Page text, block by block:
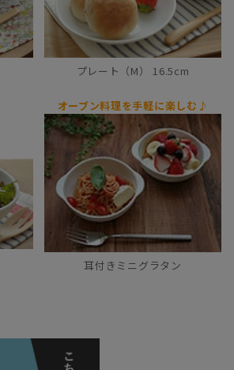
プレート（M） 16.5cm
オーブン料理を手軽に楽しむ♪
耳付きミニグラタン